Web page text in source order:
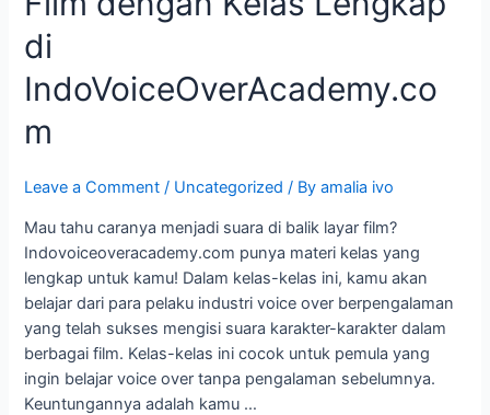
di
IndoVoiceOverAcademy.co
m
Leave a Comment / Uncategorized / Byamalia ivo
Mau tahu caranya menjadi suara di balik layar film?
Indovoiceoveracademy.com punya materi kelas yang
lengkap untuk kamu! Dalam kelas-kelas ini, kamu akan
belajar dari para pelaku industri voice over berpengalaman
yang telah sukses mengisi suara karakter-karakter dalam
berbagai film. Kelas-kelas ini cocok untuk pemula yang
ingin belajar voice over tanpa pengalaman sebelumnya.
Keuntungannya adalah kamu …
dengan
Kelas
Lengkap
di